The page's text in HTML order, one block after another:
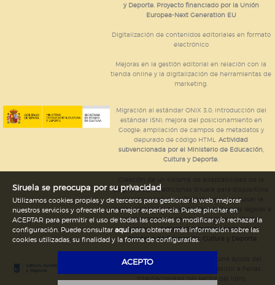
y Deporte. Proyecto financiado por la Unión
Europea-Next Generation EU
Digitalización de contenidos editoriales en formato
electrónico
Mejoras en la gestión editorial en relación con la
tienda online y la digitalización de herramientas de
marketing.
Migración al estándar ONIX 3.0; introducción del
estándar ISNI; mejora del posicionamiento en
Google; ampliación de campos de metadatos y
depurado de código HTML.Actividad
subvencionada por el Ministerio de Educación,
Cultura y Deporte.
página web de ediciones Siruela para dispositivos
móviles en todos sus formatos para impulsar la
comercialización de contenidos culturales legales e
implementación de los recursos tecnológicos
necesarios.Actividad subvencionada por el
Ministerio de Educación, Cultura y Deporte.
Ediciones Siruela ha percibido una ayuda del
Internacionales del sector del libro.
Siruela se preocupa por su privacidad
Utilizamos cookies propias y de terceros para gestionar la web, mejorar
nuestros servicios y ofrecerle una mejor experiencia. Puede pinchar en
ACEPTAR para permitir el uso de todas las cookies o modificar y/o rechazar la
configuración. Puede consultar aquípara obtener más información sobre las
cookies utilizadas, su finalidad y la forma de configurarlas.
ACEPTO